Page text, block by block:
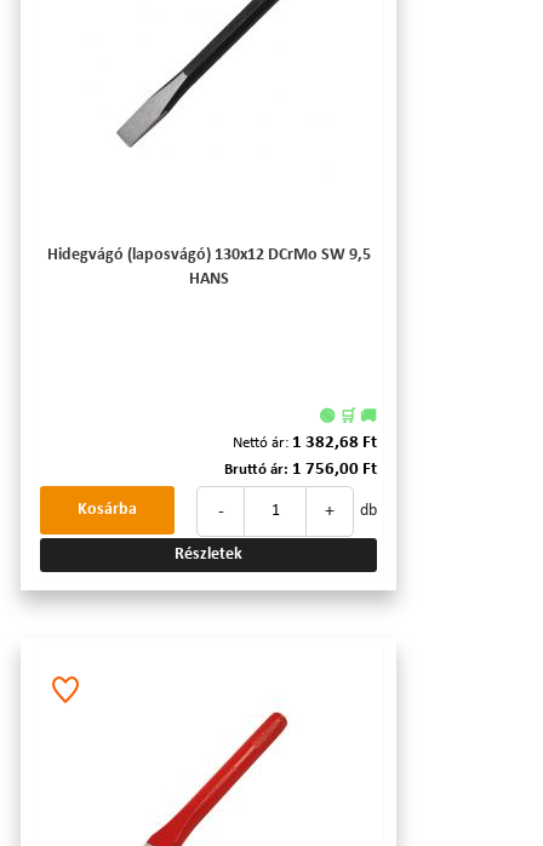
Hidegvágó (laposvágó) 130x12 DCrMo SW 9,5
HANS
🟢 🛒 🚚
Nettó ár: 1 382,68 Ft
Bruttó ár: 1 756,00 Ft
- + db
Kosárba
Részletek